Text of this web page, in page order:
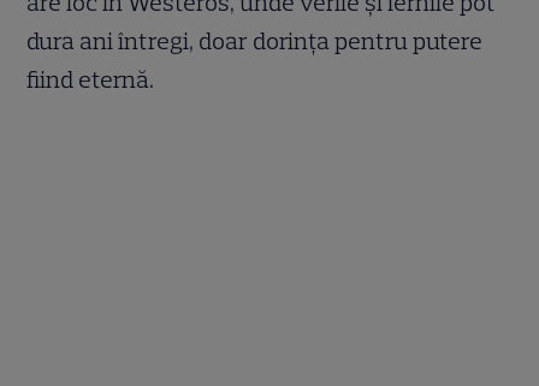
dura ani întregi, doar dorința pentru putere
fiind eternă.